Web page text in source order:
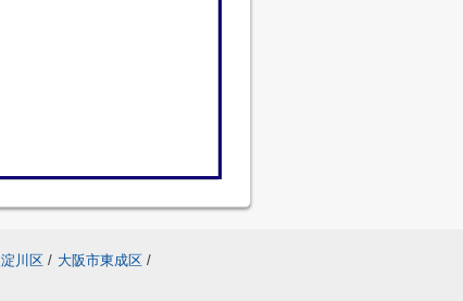
川区 / 大阪市東成区 /